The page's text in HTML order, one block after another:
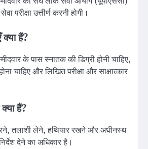
परीक्षा उत्तीर्ण करनी होगी।
क्या हैं?
के पास स्नातक की डिग्री होनी चाहिए,
चाहिए और लिखित परीक्षा और साक्षात्कार
हैं?
तलाशी लेने, हथियार रखने और अधीनस्थ
देने का अधिकार है।